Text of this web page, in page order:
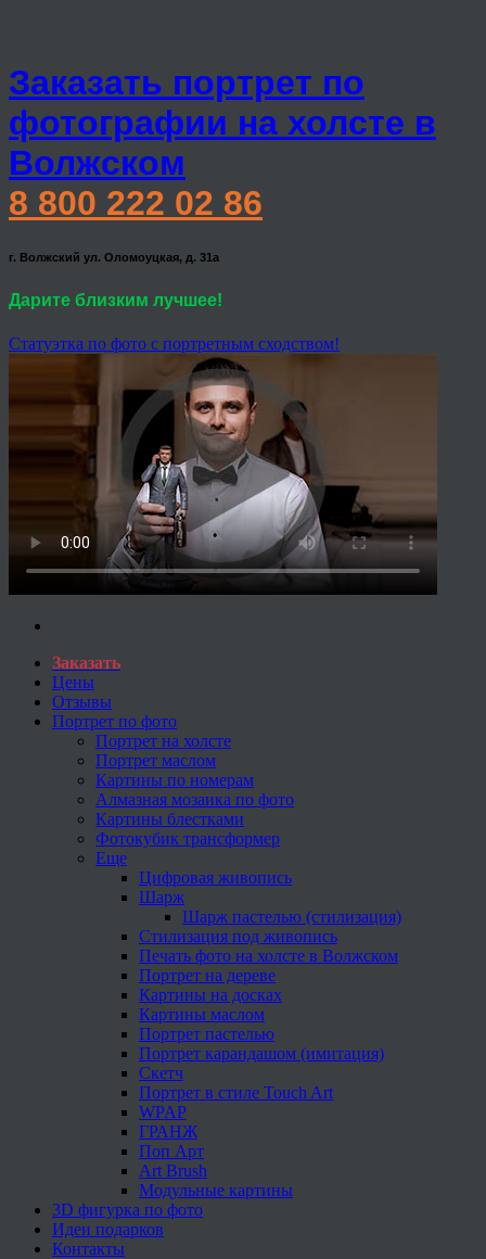
Заказать портрет по
фотографии на холсте в
Волжском
8 800 222 02 86
г. Волжский ул. Оломоуцкая, д. 31а
Дарите близким лучшее!
Статуэтка по фото с портретным сходством!
Заказать
Цены
Отзывы
Портрет по фото
Портрет на холсте
Портрет маслом
Картины по номерам
Алмазная мозаика по фото
Картины блестками
Фотокубик трансформер
Еще
Цифровая живопись
Шарж
Шарж пастелью (стилизация)
Стилизация под живопись
Печать фото на холсте в Волжском
Портрет на дереве
Картины на досках
Картины маслом
Портрет пастелью
Портрет карандашом (имитация)
Скетч
Портрет в стиле Touch Art
WPAP
ГРАНЖ
Поп Арт
Art Brush
Модульные картины
3D фигурка по фото
Идеи подарков
Контакты